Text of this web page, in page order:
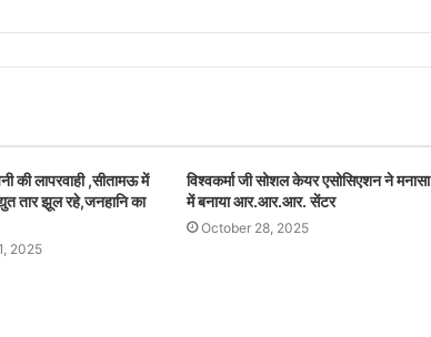
की लापरवाही ,सीतामऊ में
तार झूल रहे,जनहानि का
2025
विश्वकर्मा जी सोशल केयर एसोसिएशन ने मनासा
में बनाया आर.आर.आर. सेंटर
October 28, 2025